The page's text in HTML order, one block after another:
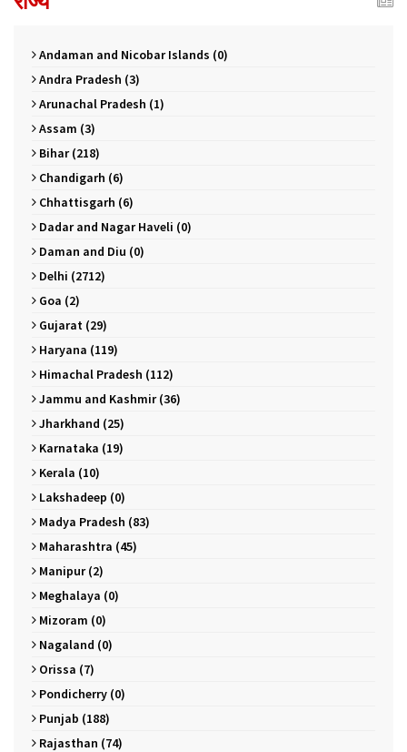
Andaman and Nicobar Islands (0)
Andra Pradesh (3)
Arunachal Pradesh (1)
Assam (3)
Bihar (218)
Chandigarh (6)
Chhattisgarh (6)
Dadar and Nagar Haveli (0)
Daman and Diu (0)
Delhi (2712)
Goa (2)
Gujarat (29)
Haryana (119)
Himachal Pradesh (112)
Jammu and Kashmir (36)
Jharkhand (25)
Karnataka (19)
Kerala (10)
Lakshadeep (0)
Madya Pradesh (83)
Maharashtra (45)
Manipur (2)
Meghalaya (0)
Mizoram (0)
Nagaland (0)
Orissa (7)
Pondicherry (0)
Punjab (188)
Rajasthan (74)